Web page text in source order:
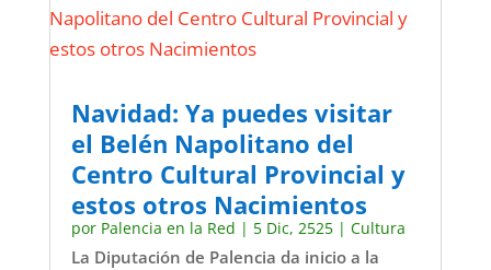
Navidad: Ya puedes visitar
el Belén Napolitano del
Centro Cultural Provincial y
estos otros Nacimientos
por Palencia en la Red | 5 Dic, 2525| Cultura
La Diputación de Palencia da inicio a la